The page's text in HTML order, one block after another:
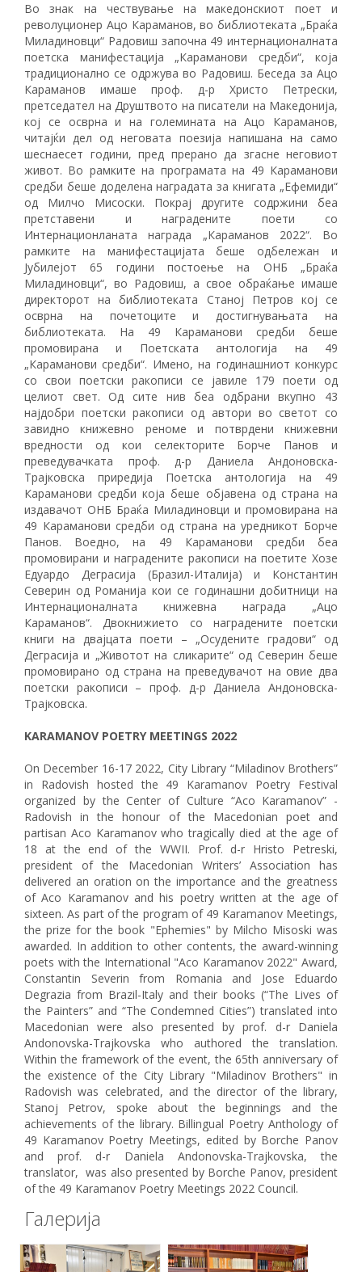
Во знак на чествување на македонскиот поет и
револуционер Ацо Караманов, во библиотеката „Браќа
Миладиновци“ Радовиш започна 49 интернационалната
поетска манифестација „Караманови средби“, која
традиционално се одржува во Радовиш. Беседа за Ацо
Караманов имаше проф. д-р Христо Петрески,
претседател на Друштвото на писатели на Македонија,
кој се осврна и на големината на Ацо Караманов,
читајќи дел од неговата поезија напишана на само
шеснаесет години, пред прерано да згасне неговиот
живот. Во рамките на програмата на 49 Караманови
средби беше доделена наградата за книгата „Ефемиди“
од Милчо Мисоски. Покрај другите содржини беа
претставени и наградените поети со
Интернационланата награда „Караманов 2022“. Во
рамките на манифестацијата беше одбележан и
Јубилејот 65 години постоење на ОНБ „Браќа
Миладиновци“, во Радовиш, а свое обраќање имаше
директорот на библиотеката Станој Петров кој се
осврна на почетоците и достигнувањата на
библиотеката. На 49 Караманови средби беше
промовирана и Поетската антологија на 49
„Караманови средби“. Имено, на годинашниот конкурс
со свои поетски ракописи се јавиле 179 поети од
целиот свет. Од сите нив беа одбрани вкупно 43
најдобри поетски ракописи од автори во светот со
завидно книжевно реноме и потврдени книжевни
вредности од кои селекторите Борче Панов и
преведувачката проф. д-р Даниела Андоновска-
Трајковска приредија Поетска антологија на 49
Караманови средби која беше објавена од страна на
издавачот ОНБ Браќа Миладиновци и промовирана на
49 Караманови средби од страна на уредникот Борче
Панов. Воедно, на 49 Караманови средби беа
промовирани и наградените ракописи на поетите Хозе
Едуардо Деграсија (Бразил-Италија) и Константин
Северин од Романија кои се годинашни добитници на
Интернационалната книжевна награда „Ацо
Караманов“. Двокнижието со наградените поетски
книги на двајцата поети – „Осудените градови“ од
Деграсија и „Животот на сликарите“ од Северин беше
промовирано од страна на преведувачот на овие два
поетски ракописи – проф. д-р Даниела Андоновска-
Трајковска.
KARAMANOV POETRY MEETINGS 2022
On December 16-17 2022, City Library “Miladinov Brothers”
in Radovish hosted the 49 Karamanov Poetry Festival
organized by the Center of Culture “Aco Karamanov” -
Radovish in the honour of the Macedonian poet and
partisan Aco Karamanov who tragically died at the age of
18 at the end of the WWII. Prof. d-r Hristo Petreski,
president of the Macedonian Writers’ Association has
delivered an oration on the importance and the greatness
of Aco Karamanov and his poetry written at the age of
sixteen. As part of the program of 49 Karamanov Meetings,
the prize for the book "Ephemies" by Milcho Misoski was
awarded. In addition to other contents, the award-winning
poets with the International "Aco Karamanov 2022" Award,
Constantin Severin from Romania and Jose Eduardo
Degrazia from Brazil-Italy and their books (“The Lives of
the Painters” and “The Condemned Cities”) translated into
Macedonian were also presented by prof. d-r Daniela
Andonovska-Trajkovska who authored the translation.
Within the framework of the event, the 65th anniversary of
the existence of the City Library "Miladinov Brothers" in
Radovish was celebrated, and the director of the library,
Stanoj Petrov, spoke about the beginnings and the
achievements of the library. Billingual Poetry Anthology of
49 Karamanov Poetry Meetings, edited by Borche Panov
and prof. d-r Daniela Andonovska-Trajkovska, the
translator, was also presented by Borche Panov, president
of the 49 Karamanov Poetry Meetings 2022 Council.
Галерија